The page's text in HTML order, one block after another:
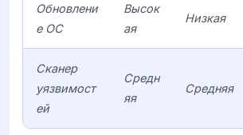
Обновлени
е ОС
Высок
ая
Низкая
Сканер
уязвимост
ей
Средн
яя
Средняя